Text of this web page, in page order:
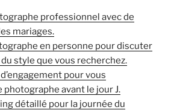
professionnel avec de
mariages.
en personne pour discuter
style que vous recherchez.
pour vous
avant le jour J.
détaillé pour la journée du